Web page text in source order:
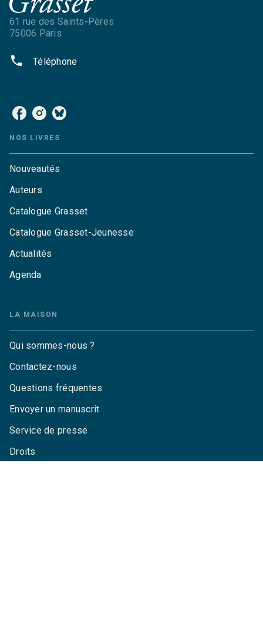
61 rue des Saints-Pères
75006 Paris
phone Téléphone
NOS LIVRES
Nouveautés
Auteurs
Catalogue Grasset
Catalogue Grasset-Jeunesse
Actualités
Agenda
LA MAISON
Qui sommes-nous ?
Contactez-nous
Questions fréquentes
Envoyer un manuscrit
Service de presse
Droits